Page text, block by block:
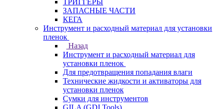
ТРИГГЕРЫ
ЗАПАСНЫЕ ЧАСТИ
КЕГА
Инструмент и расходный материал для установки
пленок
Назад
Инструмент и расходный материал для
установки пленок
Для предотвращения попадания влаги
Технические жидкости и активаторы для
установки пленок
Сумки для инструментов
GILA (GDI Tools)